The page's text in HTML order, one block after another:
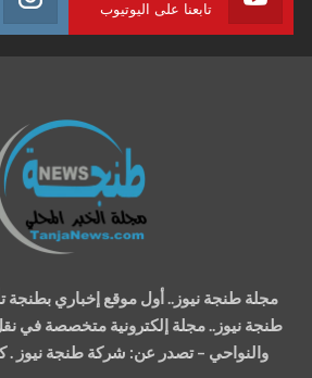
تابعنا على اليوتيوب
مجلة طنجة نيوز.. أول موقع إخباري بطنجة
طنجة نيوز.. مجلة إلكترونية متخصصة في
والنواحي – تصدر عن: شركة طنجة نيوز .